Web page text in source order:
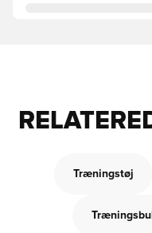
Træningstøj